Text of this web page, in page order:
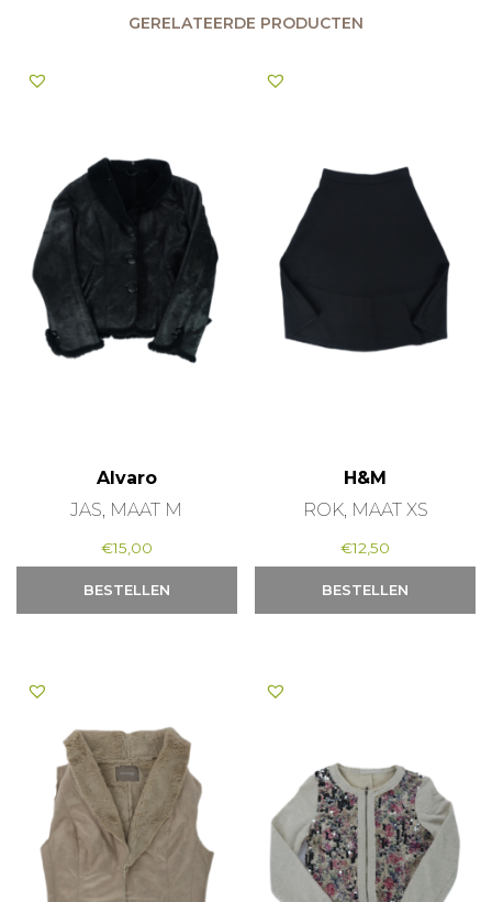
GERELATEERDE PRODUCTEN
Alvaro
JAS, MAAT M
€15,00
BESTELLEN
H&M
ROK, MAAT XS
€12,50
BESTELLEN